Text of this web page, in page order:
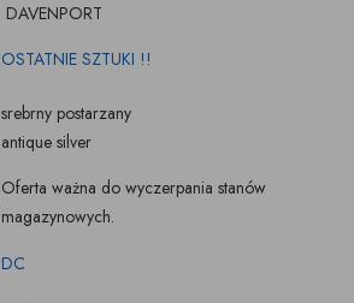
DAVENPORT
OSTATNIE SZTUKI !!
srebrny postarzany
antique silver
Oferta ważna do wyczerpania stanów
magazynowych.
DC